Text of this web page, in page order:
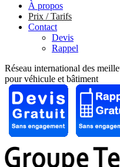
À propos
Prix / Tarifs
Contact
Devis
Rappel
Réseau international des
pour véhicule et bâtiment